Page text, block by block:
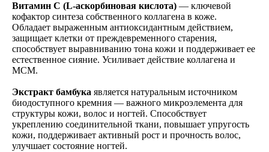
Витамин C (L-аскорбиновая кислота) — ключевой
кофактор синтеза собственного коллагена в коже.
Обладает выраженным антиоксидантным действием,
защищает клетки от преждевременного старения,
способствует выравниванию тона кожи и поддерживает ее
естественное сияние. Усиливает действие коллагена и
МСМ.
Экстракт бамбука является натуральным источником
биодоступного кремния — важного микроэлемента для
структуры кожи, волос и ногтей. Способствует
укреплению соединительной ткани, повышает упругость
кожи, поддерживает активный рост и прочность волос,
улучшает состояние ногтей.